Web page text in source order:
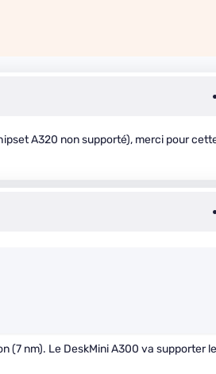
A320 non supporté), merci pour
(7 nm). Le DeskMini A300 va supporter